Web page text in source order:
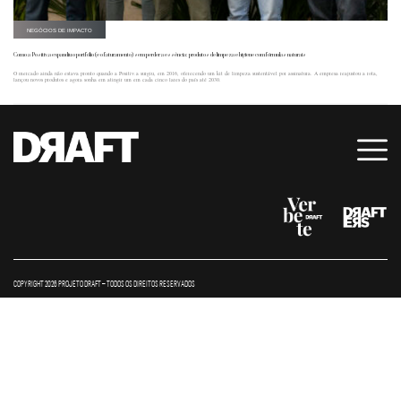
NEGÓCIOS DE IMPACTO
Como a Positiv.a expandiu o portfólio (e o faturamento) sem perder a essência: produtos de limpeza e higiene com fórmulas naturais
O mercado ainda não estava pronto quando a Positiv.a surgiu, em 2016, oferecendo um kit de limpeza sustentável por assinatura. A empresa reajustou a rota,
lançou novos produtos e agora sonha em atingir um em cada cinco lares do país até 2030.
COPYRIGHT 2026 PROJETO DRAFT – TODOS OS DIREITOS RESERVADOS